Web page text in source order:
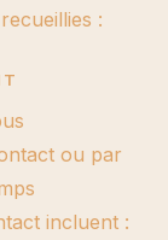
:
ou par
incluent :